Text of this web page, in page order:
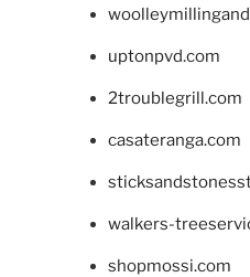
uptonpvd.com
2troublegrill.com
casateranga.com
walkers-
shopmossi.com